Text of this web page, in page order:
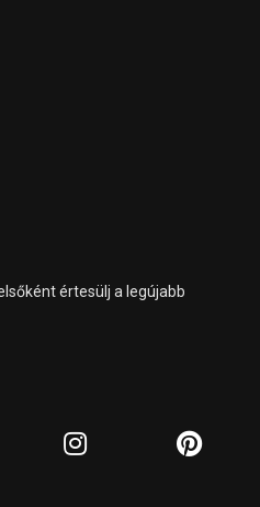
értesülj a legújabb